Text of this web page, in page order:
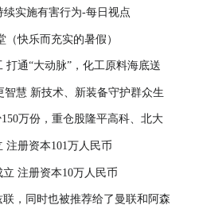
实施有害行为-每日视点
快乐而充实的暑假）
通“大动脉”，化工原料海底送
智慧 新技术、新装备守护群众生
万份，重仓股隆平高科、北大
注册资本101万人民币
注册资本10万人民币
，同时也被推荐给了曼联和阿森